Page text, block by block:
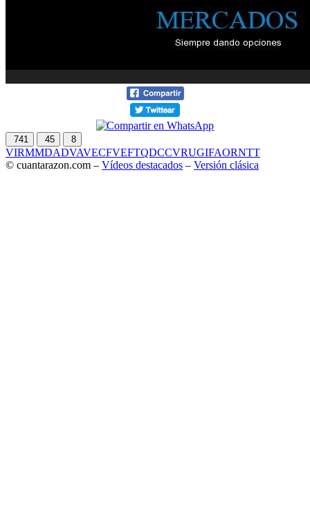
741 45 8
VIRMMDADVAVECFVEFTQDCCVRUGIFAORNTT
© cuantarazon.com – Vídeos destacados – Versión clásica